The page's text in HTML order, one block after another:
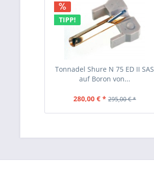
TIPP!
Tonnadel Shure N 75 ED II SAS
auf Boron von...
280,00 € * 295,00 € *